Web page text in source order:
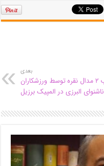
بعدی
کسب ۲ مدال نقره توسط ورزشکاران
ناشنوای البرزی در المپیک برزیل